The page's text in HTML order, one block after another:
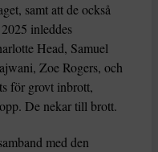
samt att de också
inleddes
Head, Samuel
Zoe Rogers, och
för grovt inbrott,
De nekar till brott.
med den